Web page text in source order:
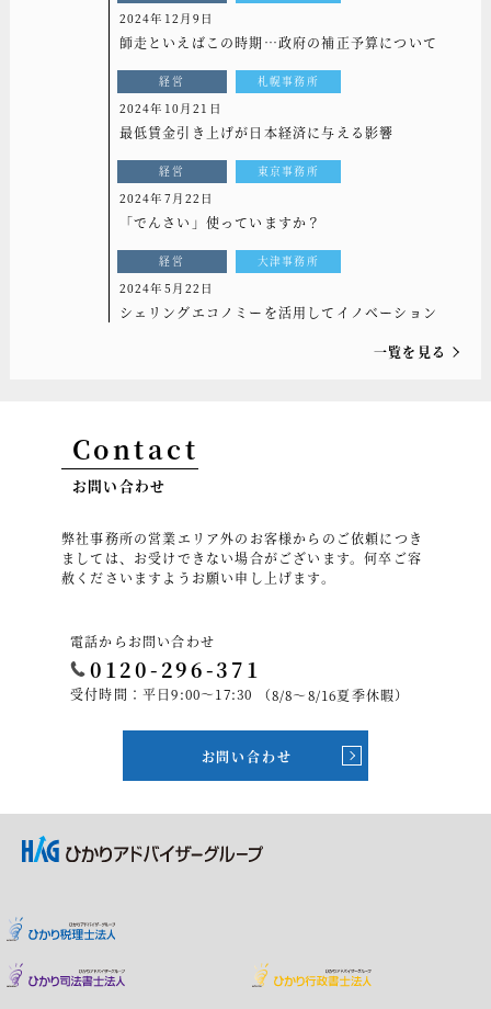
2024年12月9日
師走といえばこの時期…政府の補正予算について
経営 札幌事務所
2024年10月21日
最低賃金引き上げが日本経済に与える影響
経営 東京事務所
2024年7月22日
「でんさい」使っていますか？
経営 大津事務所
2024年5月22日
シェリングエコノミーを活用してイノベーション
一覧を見る
Contact
お問い合わせ
弊社事務所の営業エリア外のお客様からのご依頼につき
ましては、お受けできない場合がございます。何卒ご容
赦くださいますようお願い申し上げます。
電話からお問い合わせ
0120-296-371
受付時間：平日9:00～17:30 （8/8～8/16夏季休暇）
お問い合わせ